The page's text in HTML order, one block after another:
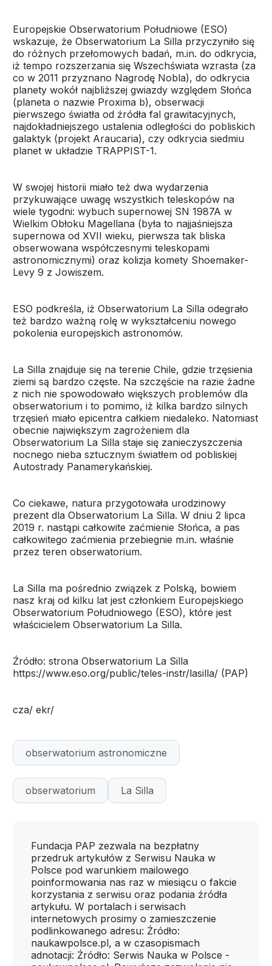
Europejskie Obserwatorium Południowe (ESO)
wskazuje, że Obserwatorium La Silla przyczyniło się
do różnych przełomowych badań, m.in. do odkrycia,
iż tempo rozszerzania się Wszechświata wzrasta (za
co w 2011 przyznano Nagrodę Nobla), do odkrycia
planety wokół najbliższej gwiazdy względem Słońca
(planeta o nazwie Proxima b), obserwacji
pierwszego światła od źródła fal grawitacyjnych,
najdokładniejszego ustalenia odległości do pobliskich
galaktyk (projekt Araucaria), czy odkrycia siedmiu
planet w układzie TRAPPIST-1.
W swojej historii miało też dwa wydarzenia
przykuwające uwagę wszystkich teleskopów na
wiele tygodni: wybuch supernowej SN 1987A w
Wielkim Obłoku Magellana (była to najjaśniejsza
supernowa od XVII wieku, pierwsza tak bliska
obserwowana współczesnymi teleskopami
astronomicznymi) oraz kolizja komety Shoemaker-
Levy 9 z Jowiszem.
ESO podkreśla, iż Obserwatorium La Silla odegrało
też bardzo ważną rolę w wykształceniu nowego
pokolenia europejskich astronomów.
La Silla znajduje się na terenie Chile, gdzie trzęsienia
ziemi są bardzo częste. Na szczęście na razie żadne
z nich nie spowodowało większych problemów dla
obserwatorium i to pomimo, iż kilka bardzo silnych
trzęsień miało epicentra całkiem niedaleko. Natomiast
obecnie największym zagrożeniem dla
Obserwatorium La Silla staje się zanieczyszczenia
nocnego nieba sztucznym światłem od pobliskiej
Autostrady Panamerykańskiej.
Co ciekawe, natura przygotowała urodzinowy
prezent dla Obserwatorium La Silla. W dniu 2 lipca
2019 r. nastąpi całkowite zaćmienie Słońca, a pas
całkowitego zaćmienia przebiegnie m.in. właśnie
przez teren obserwatorium.
La Silla ma pośrednio związek z Polską, bowiem
nasz kraj od kilku lat jest członkiem Europejskiego
Obserwatorium Południowego (ESO), które jest
właścicielem Obserwatorium La Silla.
Źródło: strona Obserwatorium La Silla
https://www.eso.org/public/teles-instr/lasilla/ (PAP)
cza/ ekr/
obserwatorium astronomiczne
obserwatorium La Silla
Fundacja PAP zezwala na bezpłatny
przedruk artykułów z Serwisu Nauka w
Polsce pod warunkiem mailowego
poinformowania nas raz w miesiącu o fakcie
korzystania z serwisu oraz podania źródła
artykułu. W portalach i serwisach
internetowych prosimy o zamieszczenie
podlinkowanego adresu: Źródło:
naukawpolsce.pl, a w czasopismach
adnotacji: Źródło: Serwis Nauka w Polsce -